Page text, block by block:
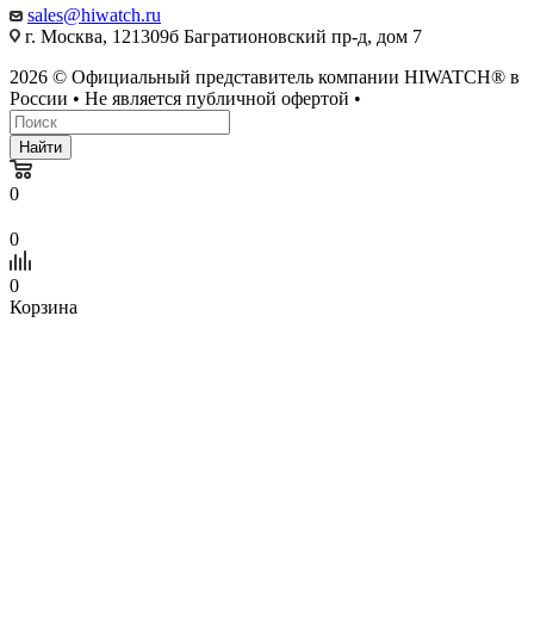
sales@hiwatch.ru
г. Москва, 121309б Багратионовский пр-д, дом 7
2026 © Официальный представитель компании HIWATCH® в
России • Не является публичной офертой •
Найти
0
0
0
Корзина